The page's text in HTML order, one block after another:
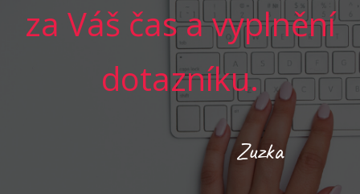
za Váš čas a vyplnění
dotazníku.
Zuzka